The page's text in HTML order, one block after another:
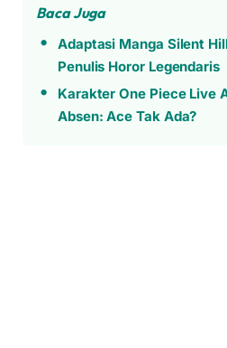
Baca Juga
Adaptasi Manga Silent
Penulis Horor Legendaris
Karakter One Piece Live
Absen: Ace Tak Ada?